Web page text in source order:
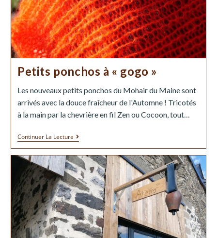
Petits ponchos à « gogo »
Les nouveaux petits ponchos du Mohair du Maine sont
arrivés avec la douce fraîcheur de l'Automne ! Tricotés
à la main par la chevrière en fil Zen ou Cocoon, tout…
Continuer La Lecture